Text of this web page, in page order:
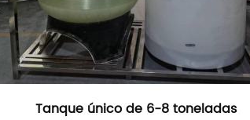
Tanque único de 6-8 toneladas